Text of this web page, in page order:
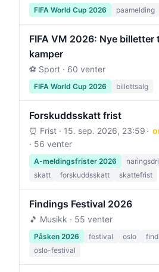
FIFA World Cup 2026 paamelding
FIFA VM 2026: Nye billetter
kamper
⚽ Sport · 60 venter
FIFA World Cup 2026 billettsalg
Forskuddsskatt frist
⏰ Frist · 15. sep. 2026, 23:59
· 56 venter
A-meldingsfrister 2026
skatt
forskuddsskatt skattefrist
Findings Festival 2026
🎵 Musikk · 55 venter
Påsken 2026 festival oslo
oslo-festival